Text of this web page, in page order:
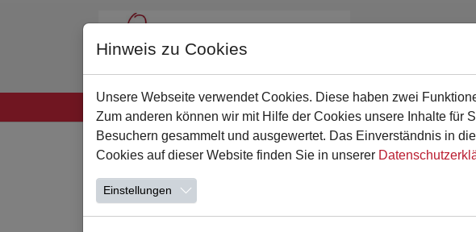
Zum Hauptinhalt springen
Hinweis zu Cookies
Unsere Webseite verwendet Cookies. Diese haben zwei
Zum anderen können wir mit Hilfe der Cookies unsere Inhalte für
Besuchern gesammelt und ausgewertet. Das Einverständnis in
Cookies auf dieser Website finden Sie in unserer
Einstellungen